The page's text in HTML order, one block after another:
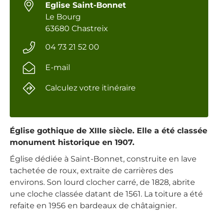
Église gothique de XIIIe siècle. Elle a été classée
monument historique en 1907.
Église dédiée à Saint-Bonnet, construite en lave
tachetée de roux, extraite de carrières des
environs. Son lourd clocher carré, de 1828, abrite
une cloche classée datant de 1561. La toiture a été
refaite en 1956 en bardeaux de châtaignier.
Eglise Saint-Bonnet
Le Bourg
63680 Chastreix
04 73 21 52 00
E-mail
Calculez votre itinéraire